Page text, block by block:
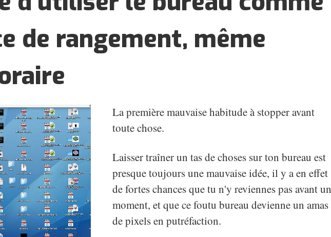
de rangement, même
La première mauvaise habitude à stopper avant
toute chose.
Laisser traîner un tas de choses sur ton bureau est
presque toujours une mauvaise idée, il y a en effet
de fortes chances que tu n'y reviennes pas avant un
moment, et que ce foutu bureau devienne un amas
de pixels en putréfaction.